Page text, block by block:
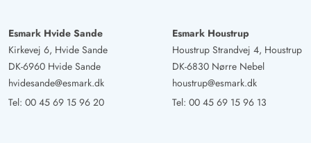
Esmark Hvide Sande
Kirkevej 6, Hvide Sande
DK-6960 Hvide Sande
hvidesande@esmark.dk
Tel: 00 45 69 15 96 20
Esmark Houstrup
Houstrup Strandvej 4, Houstrup
DK-6830 Nørre Nebel
houstrup@esmark.dk
Tel: 00 45 69 15 96 13